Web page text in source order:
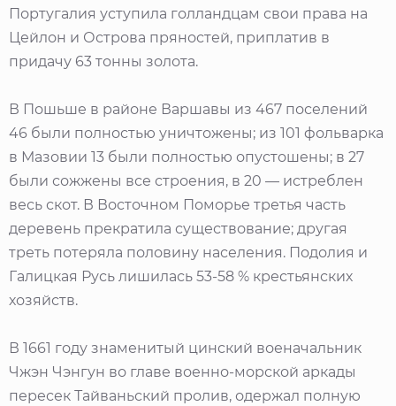
Португалия уступила голландцам свои права на
Цейлон и Острова пряностей, приплатив в
придачу 63 тонны золота.
В Пошьше в районе Варшавы из 467 поселений
46 были полностью уничтожены; из 101 фольварка
в Мазовии 13 были полностью опустошены; в 27
были сожжены все строения, в 20 — истреблен
весь скот. В Восточном Поморье третья часть
деревень прекратила существование; другая
треть потеряла половину населения. Подолия и
Галицкая Русь лишилась 53-58 % крестьянских
хозяйств.
В 1661 году знаменитый цинский военачальник
Чжэн Чэнгун во главе военно-морской аркады
пересек Тайваньский пролив, одержал полную